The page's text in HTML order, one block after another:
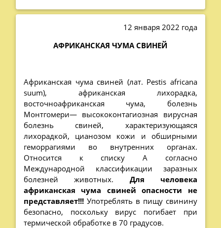
12 января 2022 года
АФРИКАНСКАЯ ЧУМА СВИНЕЙ
Африканская чума свиней (лат. Pestis africana
suum), африканская лихорадка,
восточноафриканская чума, болезнь
Монтгомери— высококонтагиозная вирусная
болезнь свиней, характеризующаяся
лихорадкой, цианозом кожи и обширными
геморрагиями во внутренних органах.
Относится к списку A согласно
Международной классификации заразных
болезней животных. Для человека
африканская чума свиней опасности не
представляет!!! Употреблять в пищу свинину
безопасно, поскольку вирус погибает при
термической обработке в 70 градусов.